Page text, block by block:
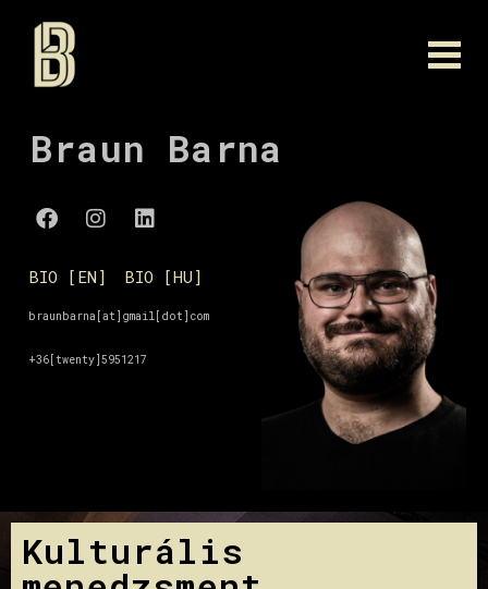
Braun Barna
BIO [EN] BIO [HU]
braunbarna[at]gmail[dot]com
+36[twenty]5951217
Kulturális